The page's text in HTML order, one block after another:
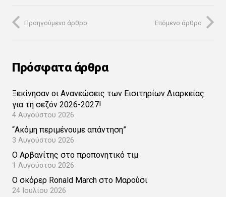
Προηγούμενο άρθρο Επόμενο άρθρο
Πρόσφατα άρθρα
Ξεκίνησαν οι Ανανεώσεις των Εισιτηρίων Διαρκείας
για τη σεζόν 2026-2027!
4 Αυγούστου 2026
“Ακόμη περιμένουμε απάντηση”
3 Αυγούστου 2026
Ο Αρβανίτης στο προπονητικό τιμ
1 Αυγούστου 2026
Ο σκόρερ Ronald March στο Μαρούσι
24 Ιουλίου 2026